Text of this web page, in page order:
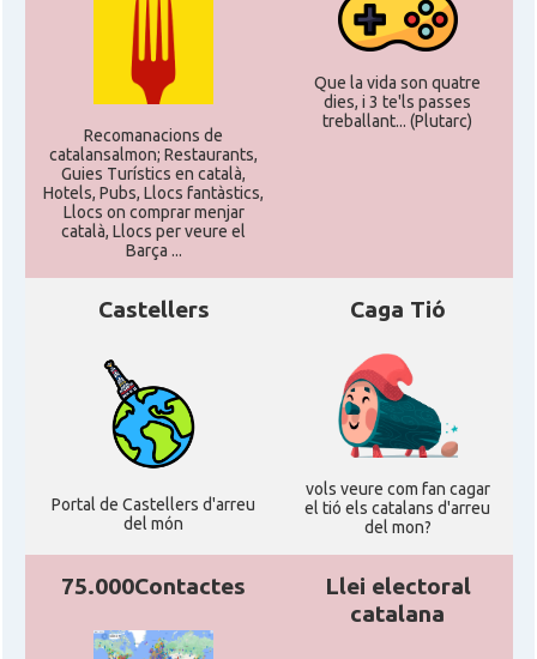
Recomanacions de
catalansalmon; Restaurants,
Guies Turístics en català,
Hotels, Pubs, Llocs fantàstics,
Llocs on comprar menjar
català, Llocs per veure el
Barça ...
Que la vida son quatre
dies, i 3 te'ls passes
treballant... (Plutarc)
Castellers
Portal de Castellers d'arreu
del món
Caga Tió
vols veure com fan cagar
el tió els catalans d'arreu
del mon?
75.000Contactes
Llei electoral
catalana